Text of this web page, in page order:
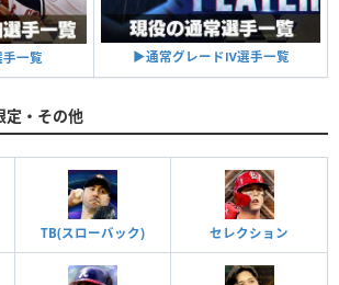
一覧 ▶︎通常グレードⅣ選手一覧
定・その他
TB(スローバック) セレクション